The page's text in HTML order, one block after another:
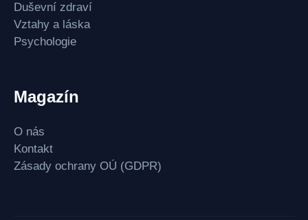
Duševní zdraví
Vztahy a láska
Psychologie
Magazín
O nás
Kontakt
Zásady ochrany OÚ (GDPR)